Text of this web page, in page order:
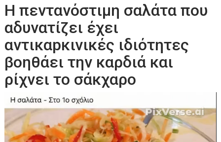
Η πεντανόστιμη σαλάτα που
αδυνατίζει έχει
αντικαpκινικές ιδιότητες
βοηθάει την καρδιά και
ρίχνει το σάκχαρο
Πρόγραμμα
Αναπαραγωγής
Βίντεο